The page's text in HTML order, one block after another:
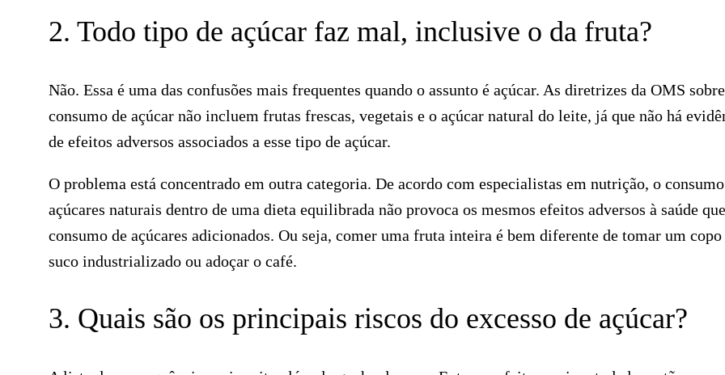
2. Todo tipo de açúcar faz mal, inclusive o da fruta?
Não. Essa é uma das confusões mais frequentes quando o assunto é açúcar. As diretrizes da OMS
consumo de açúcar não incluem frutas frescas, vegetais e o açúcar natural do leite, já que não há
de efeitos adversos associados a esse tipo de açúcar.
O problema está concentrado em outra categoria. De acordo com especialistas em nutrição, o
açúcares naturais dentro de uma dieta equilibrada não provoca os mesmos efeitos adversos à saúde
consumo de açúcares adicionados. Ou seja, comer uma fruta inteira é bem diferente de tomar um copo
suco industrializado ou adoçar o café.
3. Quais são os principais riscos do excesso de açúcar?